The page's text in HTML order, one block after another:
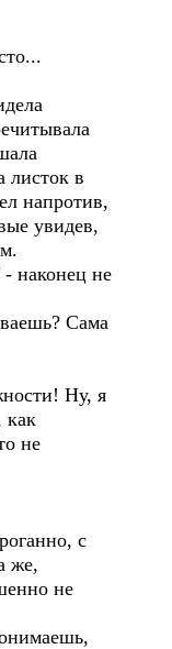
листок в
напротив,
увидев,
наконец не
Сама
Ну, я
как
не
с
же,
не